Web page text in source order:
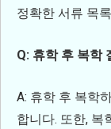
정확한 서류 목
Q: 휴학 후 복학
A: 휴학 후 복학
합니다. 또한, 복